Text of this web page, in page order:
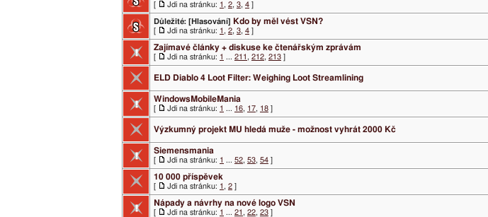
[ Jdi na stránku: 1 , 2, 3, 4 ]
Důležité: [Hlasování] Kdo by měl vést VSN?
[ Jdi na stránku: 1 , 2, 3, 4 ]
Zajímavé články + diskuse ke čtenářským zprávám
[ Jdi na stránku: 1 ... 211 , 212, 213 ]
ELD Diablo 4 Loot Filter: Weighing Loot Streamlining
WindowsMobileMania
[ Jdi na stránku: 1 ... 16, 17, 18 ]
Výzkumný projekt MU hledá muže - možnost vyhrát 2000 Kč
Siemensmania
[ Jdi na stránku: 1 ... 52, 53, 54 ]
10 000 příspěvek
[ Jdi na stránku: 1 , 2 ]
Nápady a návrhy na nové logo VSN
[ Jdi na stránku: 1 ... 21 , 22, 23 ]